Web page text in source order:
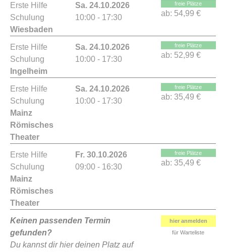
Erste Hilfe
Schulung
Wiesbaden
Sa. 24.10.2026
10:00 - 17:30
freie Plätze
ab: 54,99 €
Erste Hilfe
Schulung
Ingelheim
Sa. 24.10.2026
10:00 - 17:30
freie Plätze
ab: 52,99 €
Erste Hilfe
Schulung
Mainz
Römisches
Theater
Sa. 24.10.2026
10:00 - 17:30
freie Plätze
ab: 35,49 €
Erste Hilfe
Schulung
Mainz
Römisches
Theater
Fr. 30.10.2026
09:00 - 16:30
freie Plätze
ab: 35,49 €
Keinen passenden Termin
gefunden?
Du kannst dir hier deinen Platz auf
hier anmelden
für Warteliste